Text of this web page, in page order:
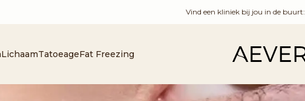
Vind een kliniek bij jou in de buurt:
LichaamTatoeageFat Freezing